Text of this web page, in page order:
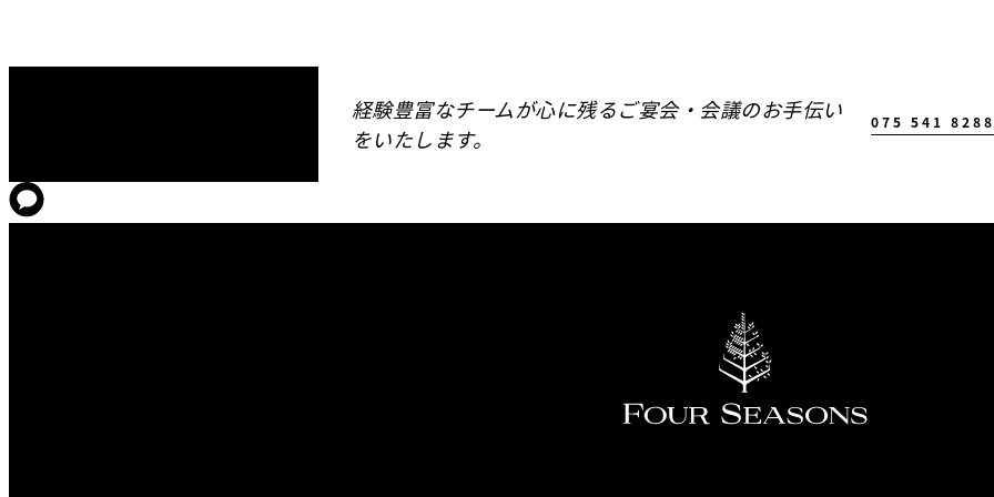
経験豊富なチームが心に残るご宴会・会議のお手伝い
をいたします。
075 541 8288